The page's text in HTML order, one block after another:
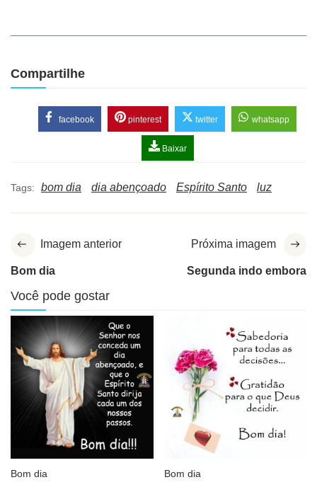
Compartilhe
facebook pinterest twitter whatsapp
Baixar
Tags: bom dia dia abençoado Espírito Santo luz
Imagem anterior
Bom dia
Próxima imagem
Segunda indo embora
Você pode gostar
Bom dia Bom dia